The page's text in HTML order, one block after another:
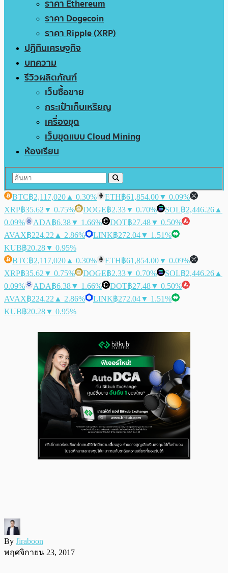
ราคา Ethereum
ราคา Dogecoin
ราคา Ripple (XRP)
ปฏิทินเศรษฐกิจ
บทความ
รีวิวผลิตภัณฑ์
เว็บซื้อขาย
กระเป๋าเก็บเหรียญ
เครื่องขุด
เว็บขุดแบบ Cloud Mining
ห้องเรียน
BTC฿2,117,020 ▲ 0.30% ETH฿61,854.00▼ 0.09%
XRP฿35.62 ▼ 0.75% DOGE฿2.33▼ 0.70% SOL฿2,446.26 ▲
0.09%
ADA฿6.38▼ 1.66% DOT฿27.48▼ 0.50%
AVAX฿224.22 ▲ 2.86% LINK฿272.04▼ 1.51%
KUB฿20.28▼ 0.95%
BTC฿2,117,020 ▲ 0.30% ETH฿61,854.00▼ 0.09%
XRP฿35.62 ▼ 0.75% DOGE฿2.33▼ 0.70% SOL฿2,446.26 ▲
0.09%
ADA฿6.38▼ 1.66% DOT฿27.48▼ 0.50%
AVAX฿224.22 ▲ 2.86% LINK฿272.04▼ 1.51%
KUB฿20.28▼ 0.95%
By Jiraboon
พฤศจิกายน 23, 2017